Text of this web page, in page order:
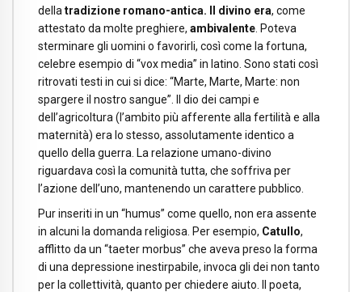
della tradizione romano-antica. Il divino era, come
attestato da molte preghiere, ambivalente . Poteva
sterminare gli uomini o favorirli, così come la fortuna,
celebre esempio di “vox media” in latino. Sono stati così
ritrovati testi in cui si dice: “Marte, Marte, Marte: non
spargere il nostro sangue”. Il dio dei campi e
dell’agricoltura (l’ambito più afferente alla fertilità e alla
maternità) era lo stesso, assolutamente identico a
quello della guerra. La relazione umano-divino
riguardava così la comunità tutta, che soffriva per
l’azione dell’uno, mantenendo un carattere pubblico.
Pur inseriti in un “humus” come quello, non era assente
in alcuni la domanda religiosa. Per esempio, Catullo,
afflitto da un “taeter morbus” che aveva preso la forma
di una depressione inestirpabile, invoca gli dei non tanto
per la collettività, quanto per chiedere aiuto. Il poeta,